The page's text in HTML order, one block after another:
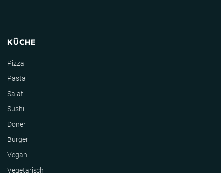
KÜCHE
Pizza
Pasta
Salat
Sushi
Döner
Burger
Vegan
Vegetarisch